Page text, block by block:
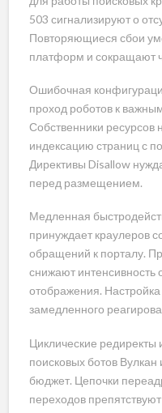
503 сигнализируют о
Повторяющиеся сбои
платформ и сокращают
Ошибочная
проход роботов к
Собственники
индексацию страниц с
Директивы Disallow
перед размещением.
Медленная
принуждает краулеров
обращений к порталу.
снижают
отображения. Настройка
замедленного
Циклические редиректы
поисковых ботов
бюджет. Цепочки
переходов